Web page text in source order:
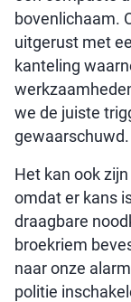
bovenlichaam.
uitgerust met
kanteling
we de juiste
gewaarschuwd.
Het kan ook
omdat er kans
draagbare
broekriem
naar onze
politie